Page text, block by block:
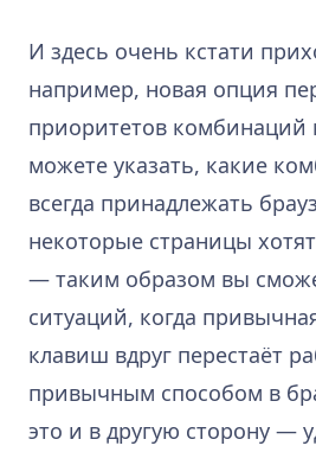
И здесь очень кстати
например, новая опция
приоритетов
можете указать, какие
всегда принадлежать
некоторые страницы
— таким образом вы
ситуаций, когда
клавиш вдруг перестаёт
привычным способом в
это и в другую сторону —